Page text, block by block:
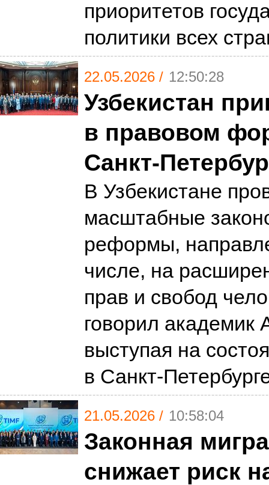
приоритетов
политики всех
22.05.2026 / 12:50:28
Узбекистан
в правовом
Санкт-
В Узбекистане
масштабные
реформы,
числе, на
прав и свобод
говорил академик
выступая на
в Санкт-
21.05.2026 / 10:58:04
Законная
снижает риск